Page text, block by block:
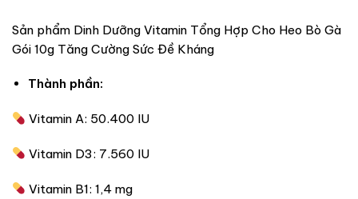
Sản phẩm Dinh Dưỡng Vitamin Tổng Hợp Cho Heo Bò Gà
Gói 10g Tăng Cường Sức Đề Kháng
Thành phần:
Vitamin A: 50.400 IU
Vitamin D3: 7.560 IU
Vitamin B1: 1,4 mg